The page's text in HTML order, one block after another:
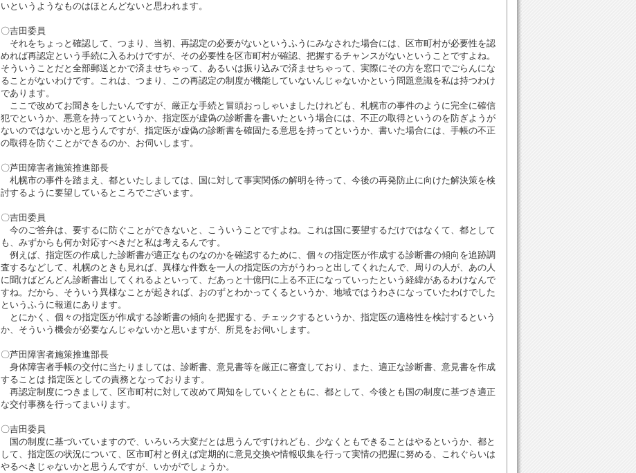
いというようなものはほとんどないと思われます。
〇吉田委員
それをちょっと確認して、つまり、当初、再認定の必要がないというふうにみなされた場合には、区市町村が必要性を認
めれば再認定という手続に入るわけですが、その必要性を区市町村が確認、把握するチャンスがないということですよね。
そういうことだと全部郵送とかで済ませちゃって、あるいは振り込みで済ませちゃって、実際にその方を窓口でごらんにな
ることがないわけです。これは、つまり、この再認定の制度が機能していないんじゃないかという問題意識を私は持つわけ
であります。
ここで改めてお聞きをしたいんですが、厳正な手続と冒頭おっしゃいましたけれども、札幌市の事件のように完全に確信
犯でというか、悪意を持ってというか、指定医が虚偽の診断書を書いたという場合には、不正の取得というのを防ぎようが
ないのではないかと思うんですが、指定医が虚偽の診断書を確固たる意思を持ってというか、書いた場合には、手帳の不正
の取得を防ぐことができるのか、お伺いします。
〇芦田障害者施策推進部長
札幌市の事件を踏まえ、都といたしましては、国に対して事実関係の解明を待って、今後の再発防止に向けた解決策を検
討するように要望しているところでございます。
〇吉田委員
今のご答弁は、要するに防ぐことができないと、こういうことですよね。これは国に要望するだけではなくて、都として
も、みずからも何か対応すべきだと私は考えるんです。
例えば、指定医の作成した診断書が適正なものなのかを確認するために、個々の指定医が作成する診断書の傾向を追跡調
査するなどして、札幌のときも見れば、異様な件数を一人の指定医の方がうわっと出してくれたんで、周りの人が、あの人
に聞けばどんどん診断書出してくれるよといって、だあっと十億円に上る不正になっていったという経緯があるわけなんで
すね。だから、そういう異様なことが起きれば、おのずとわかってくるというか、地域ではうわさになっていたわけでした
というふうに報道にあります。
とにかく、個々の指定医が作成する診断書の傾向を把握する、チェックするというか、指定医の適格性を検討するという
か、そういう機会が必要なんじゃないかと思いますが、所見をお伺いします。
〇芦田障害者施策推進部長
身体障害者手帳の交付に当たりましては、診断書、意見書等を厳正に審査しており、また、適正な診断書、意見書を作成
することは 指定医としての責務となっております。
再認定制度につきまして、区市町村に対して改めて周知をしていくとともに、都として、今後とも国の制度に基づき適正
な交付事務を行ってまいります。
〇吉田委員
国の制度に基づいていますので、いろいろ大変だとは思うんですけれども、少なくともできることはやるというか、都と
して、指定医の状況について、区市町村と例えば定期的に意見交換や情報収集を行って実情の把握に努める、これぐらいは
やるべきじゃないかと思うんですが、いかがでしょうか。